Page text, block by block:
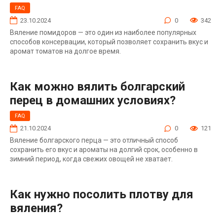
FAQ
23.10.2024 0 342
Вяление помидоров — это один из наиболее популярных
способов консервации, который позволяет сохранить вкус и
аромат томатов на долгое время.
Как можно вялить болгарский
перец в домашних условиях?
FAQ
21.10.2024 0 121
Вяление болгарского перца — это отличный способ
сохранить его вкус и ароматы на долгий срок, особенно в
зимний период, когда свежих овощей не хватает.
Как нужно посолить плотву для
вяления?